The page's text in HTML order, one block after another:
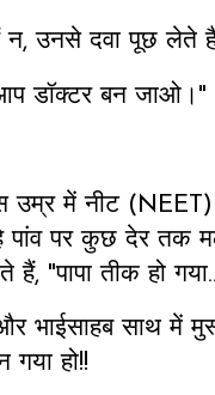
हैं न, उनसे दवा पूछ लेते
आप डॉक्टर बन जाओ।"
उम्र में नीट
पांव पर कुछ देर तक
"पापा तीक हो
भाईसाहब साथ में
गया हो!!